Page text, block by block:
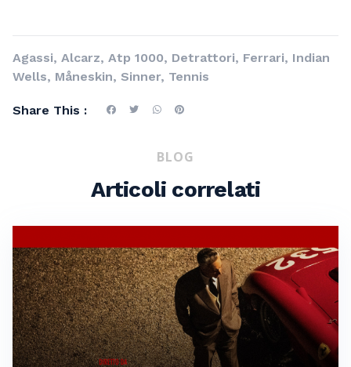
Agassi, Alcarz, Atp 1000, Detrattori, Ferrari, Indian
Wells, Måneskin, Sinner, Tennis
Share This :
BLOG
Articoli correlati